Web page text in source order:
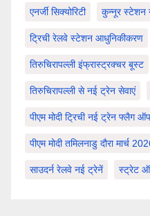
एनर्जी सिक्योरिटी कुन्नूर स्टेशन
ट्रिची रेलवे स्टेशन आधुनिकीकरण
तिरुचिरापल्ली इंफ्रास्ट्रक्चर बूस्ट
तिरुचिरापल्ली से नई ट्रेन सेवाएं
पीएम मोदी ट्रिची नई ट्रेन फ्लैग
पीएम मोदी तमिलनाडु दौरा मार्च
साउदर्न रेलवे नई ट्रेनें स्ट्रेट